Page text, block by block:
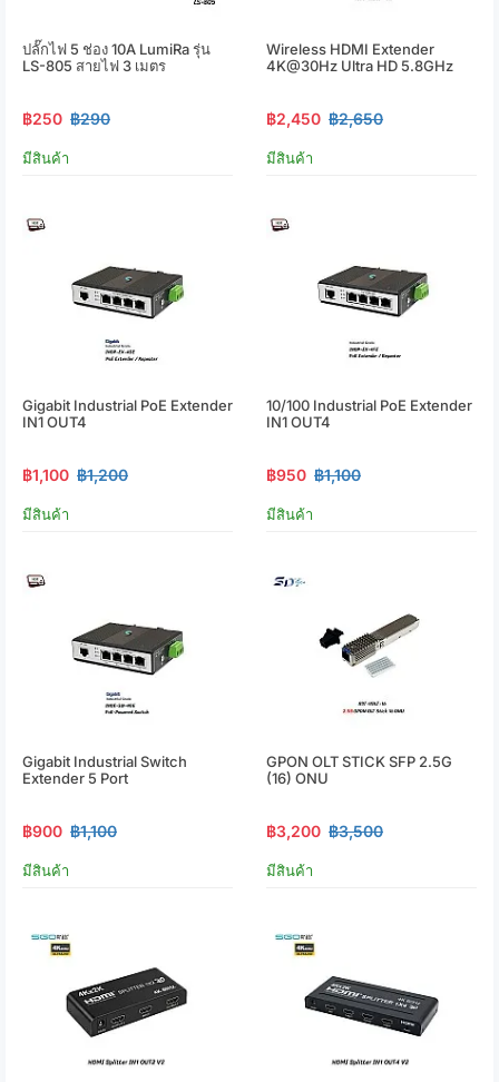
ปลั๊กไฟ 5 ช่อง 10A LumiRa รุ่น
LS-805 สายไฟ 3 เมตร
฿250 ฿290
มีสินค้า
Wireless HDMI Extender
4K@30Hz Ultra HD 5.8GHz
฿2,450 ฿2,650
มีสินค้า
Gigabit Industrial PoE Extender
IN1 OUT4
฿1,100 ฿1,200
มีสินค้า
10/100 Industrial PoE Extender
IN1 OUT4
฿950 ฿1,100
มีสินค้า
Gigabit Industrial Switch
Extender 5 Port
฿900 ฿1,100
มีสินค้า
GPON OLT STICK SFP 2.5G
(16) ONU
฿3,200 ฿3,500
มีสินค้า